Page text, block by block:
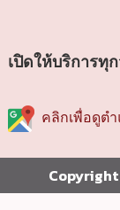
เปิดให้บริการทุ
คลิกเพื่อดูต